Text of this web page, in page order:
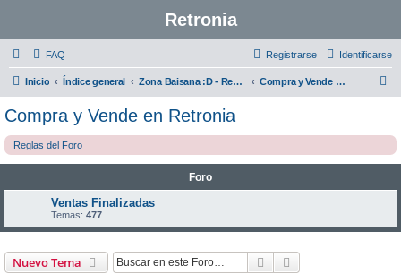
Retronia
FAQ Identificarse
Registrarse
Inicio Índice general Zona Baisana :D - Requiere Registro para acceso total. Compra y Vende en Retronia
a
r
Compra y Vende en Retronia
Reglas del Foro
Foro
Ventas Finalizadas
Temas: 477
Nuevo Tema Buscar